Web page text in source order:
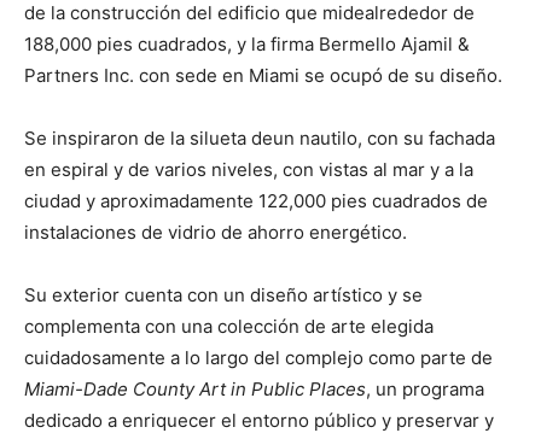
de la construcción del edificio que midealrededor de
188,000 pies cuadrados, y la firma Bermello Ajamil &
Partners Inc. con sede en Miami se ocupó de su diseño.
Se inspiraron de la silueta deun nautilo, con su fachada
en espiral y de varios niveles, con vistas al mar y a la
ciudad y aproximadamente 122,000 pies cuadrados de
instalaciones de vidrio de ahorro energético.
Su exterior cuenta con un diseño artístico y se
complementa con una colección de arte elegida
cuidadosamente a lo largo del complejo como parte de
Miami-Dade County Art in Public Places, un programa
dedicado a enriquecer el entorno público y preservar y